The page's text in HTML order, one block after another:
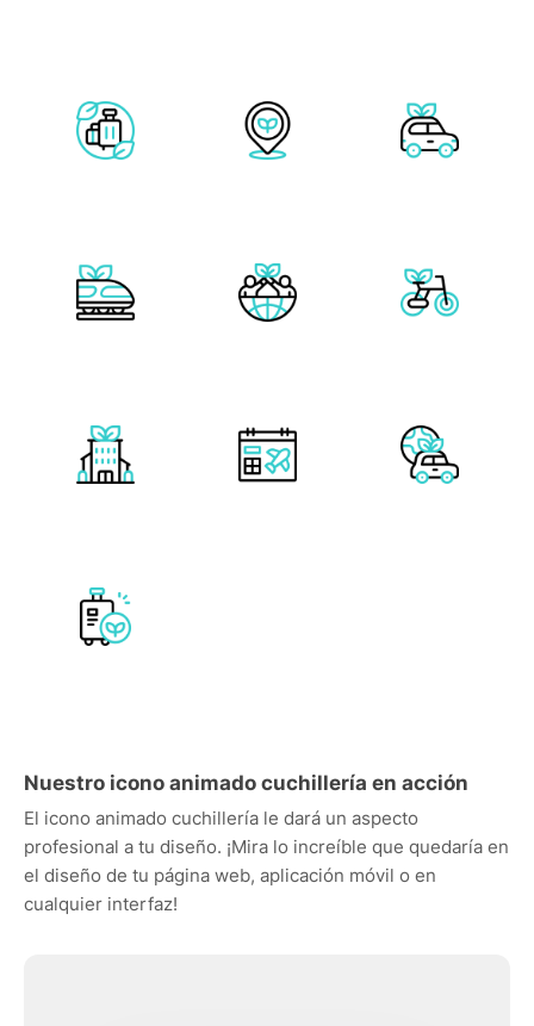
Nuestro icono animado cuchillería en acción
El icono animado cuchillería le dará un aspecto
profesional a tu diseño. ¡Mira lo increíble que quedaría en
el diseño de tu página web, aplicación móvil o en
cualquier interfaz!